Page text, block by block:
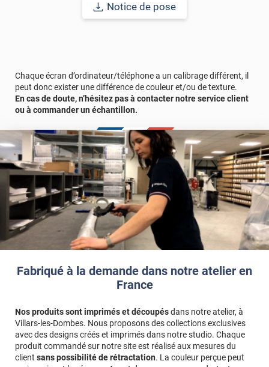
Fabriqué à la demande dans notre atelier en
France
Nos produits sont imprimés et découpésdans notre atelier, à
Villars-les-Dombes. Nous proposons des collections exclusives
avec des designs créés et imprimés dans notre studio. Chaque
produit commandé sur notre site est réalisé aux mesures du
client sans possibilité de rétractation. La couleur perçue peut
Afin de vous rendre compte de la qualité et de son rendu
Notice de pose
Chaque écran d’ordinateur/téléphone a un calibrage différent, il
peut donc exister une différence de couleur et/ou de texture.
En cas de doute, n’hésitez pas à contacter notre service client
ou à commander un échantillon.